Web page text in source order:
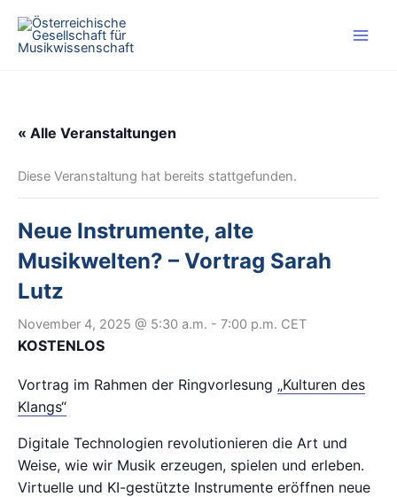
Inhalt
springen
« Alle Veranstaltungen
Diese Veranstaltung hat bereits stattgefunden.
Neue Instrumente, alte
Musikwelten? – Vortrag Sarah
Lutz
November 4, 2025 @ 5:30 a.m. - 7:00 p.m. CET
KOSTENLOS
Vortrag im Rahmen der Ringvorlesung „Kulturen des
Klangs“
Digitale Technologien revolutionieren die Art und
Weise, wie wir Musik erzeugen, spielen und erleben.
Virtuelle und KI-gestützte Instrumente eröffnen neue